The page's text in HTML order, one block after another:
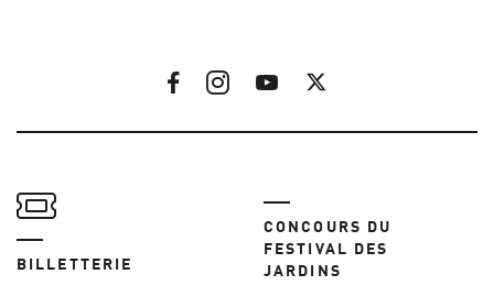
BILLETTERIE
CONCOURS DU
FESTIVAL DES
JARDINS